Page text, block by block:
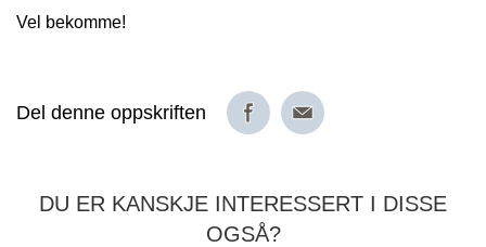
Vel bekomme!
Del denne oppskriften
DU ER KANSKJE INTERESSERT I DISSE
OGSÅ?